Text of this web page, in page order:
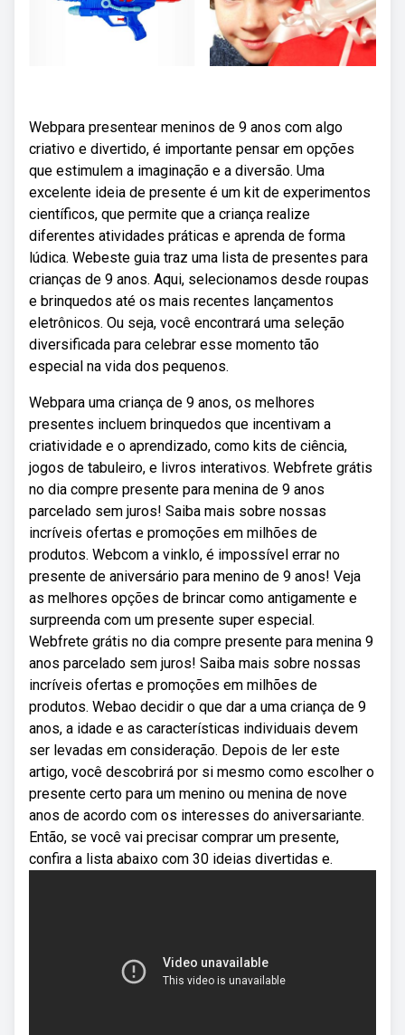
Webpara presentear meninos de 9 anos com algo
criativo e divertido, é importante pensar em opções
que estimulem a imaginação e a diversão. Uma
excelente ideia de presente é um kit de experimentos
científicos, que permite que a criança realize
diferentes atividades práticas e aprenda de forma
lúdica. Webeste guia traz uma lista de presentes para
crianças de 9 anos. Aqui, selecionamos desde roupas
e brinquedos até os mais recentes lançamentos
eletrônicos. Ou seja, você encontrará uma seleção
diversificada para celebrar esse momento tão
especial na vida dos pequenos.
Webpara uma criança de 9 anos, os melhores
presentes incluem brinquedos que incentivam a
criatividade e o aprendizado, como kits de ciência,
jogos de tabuleiro, e livros interativos. Webfrete grátis
no dia compre presente para menina de 9 anos
parcelado sem juros! Saiba mais sobre nossas
incríveis ofertas e promoções em milhões de
produtos. Webcom a vinklo, é impossível errar no
presente de aniversário para menino de 9 anos! Veja
as melhores opções de brincar como antigamente e
surpreenda com um presente super especial.
Webfrete grátis no dia compre presente para menina 9
anos parcelado sem juros! Saiba mais sobre nossas
incríveis ofertas e promoções em milhões de
produtos. Webao decidir o que dar a uma criança de 9
anos, a idade e as características individuais devem
ser levadas em consideração. Depois de ler este
artigo, você descobrirá por si mesmo como escolher o
presente certo para um menino ou menina de nove
anos de acordo com os interesses do aniversariante.
Então, se você vai precisar comprar um presente,
confira a lista abaixo com 30 ideias divertidas e.